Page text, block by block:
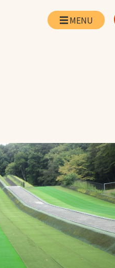
アスリートパートナ
ー
採用情報
お取引先の皆様へ
プライバシーポリシ